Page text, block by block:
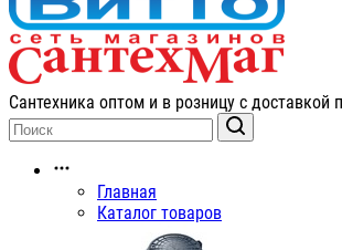
Сантехника оптом и в розницу с
Главная
Каталог товаров